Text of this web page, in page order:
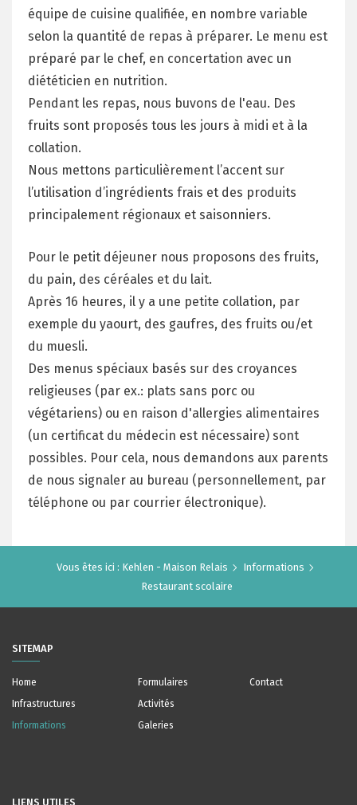
équipe de cuisine qualifiée, en nombre variable
selon la quantité de repas à préparer. Le menu est
préparé par le chef, en concertation avec un
diététicien en nutrition.
Pendant les repas, nous buvons de l'eau. Des
fruits sont proposés tous les jours à midi et à la
collation.
Nous mettons particulièrement l’accent sur
l’utilisation d’ingrédients frais et des produits
principalement régionaux et saisonniers.
Pour le petit déjeuner nous proposons des fruits,
du pain, des céréales et du lait.
Après 16 heures, il y a une petite collation, par
exemple du yaourt, des gaufres, des fruits ou/et
du muesli.
Des menus spéciaux basés sur des croyances
religieuses (par ex.: plats sans porc ou
végétariens) ou en raison d'allergies alimentaires
(un certificat du médecin est nécessaire) sont
possibles. Pour cela, nous demandons aux parents
de nous signaler au bureau (personnellement, par
téléphone ou par courrier électronique).
Vous êtes ici : Kehlen - Maison Relais
Informations
Restaurant scolaire
SITEMAP
Home
Infrastructures
Informations
Formulaires
Activités
Galeries
Contact
LIENS UTILES